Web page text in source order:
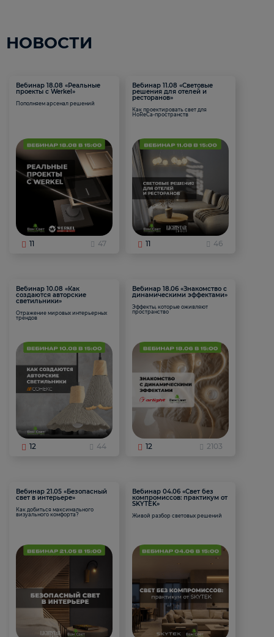
НОВОСТИ
Вебинар 18.08 «Реальные
проекты с Werkel»
Пополняем арсенал решений
11 47
Вебинар 11.08 «Световые
решения для отелей и
ресторанов»
Как проектировать свет для
HoReCa-пространств
11 46
Вебинар 10.08 «Как
создаются авторские
светильники»
Отражение мировых интерьерных
трендов
12 44
Вебинар 18.06 «Знакомство с
динамическими эффектами»
Эффекты, которые оживляют
пространство
12 2103
Вебинар 21.05 «Безопасный
свет в интерьере»
Как добиться максимального
визуального комфорта?
Вебинар 04.06 «Свет без
компромиссов: практикум от
SKYTEK»
Живой разбор световых решений